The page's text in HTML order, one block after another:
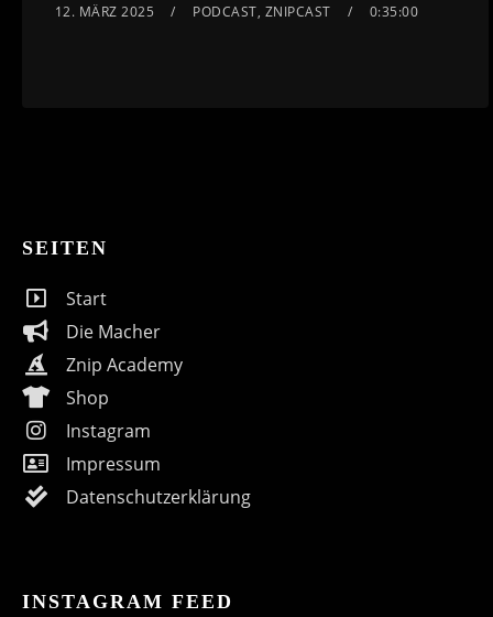
12. MÄRZ 2025 PODCAST, ZNIPCAST 0:35:00
SEITEN
Start
Die Macher
Znip Academy
Shop
Instagram
Impressum
Datenschutzerklärung
INSTAGRAM FEED